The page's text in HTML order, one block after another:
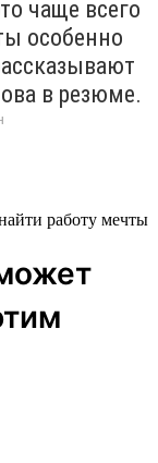
чаще всего
особенно
в резюме.